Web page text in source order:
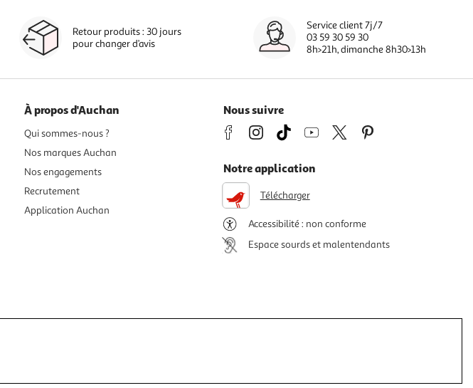
Retour produits : 30 jours
pour changer d’avis
Service client 7j/7
03 59 30 59 30
8h>21h, dimanche 8h30>13h
À propos d'Auchan
Qui sommes-nous ?
Nos marques Auchan
Nos engagements
Recrutement
Application Auchan
Nous suivre
Notre application
Télécharger
Accessibilité : non conforme
Espace sourds et malentendants